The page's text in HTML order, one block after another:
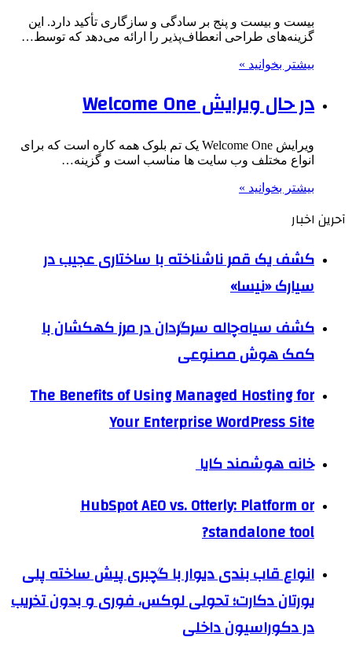
بیست و بیست و پنج بر سادگی و سازگاری تأکید دارد. این
گزینه‌های طراحی انعطاف‌پذیر را ارائه می‌دهد که توسط…
بیشتر بخوانید »
در حال ویرایش Welcome One
ویرایش Welcome One یک تم بلوک همه کاره است که برای
انواع مختلف وب سایت ها مناسب است و گزینه…
بیشتر بخوانید »
آحرین اخبار
کشف یک قمر ناشناخته با ساختاری عجیب در
سیارک «نیسا»
کشف سیاه‌چاله سرگردان در مرز کهکشان با
کمک هوش مصنوعی
The Benefits of Using Managed Hosting for
Your Enterprise WordPress Site
خانه هوشمند کایا
HubSpot AEO vs. Otterly: Platform or
standalone tool?
انواع قاب بندی دیوار با گچبری پیش ساخته پلی
یورتان دکارت؛ تحولی لوکس، فوری و بدون تخریب
در دکوراسیون داخلی